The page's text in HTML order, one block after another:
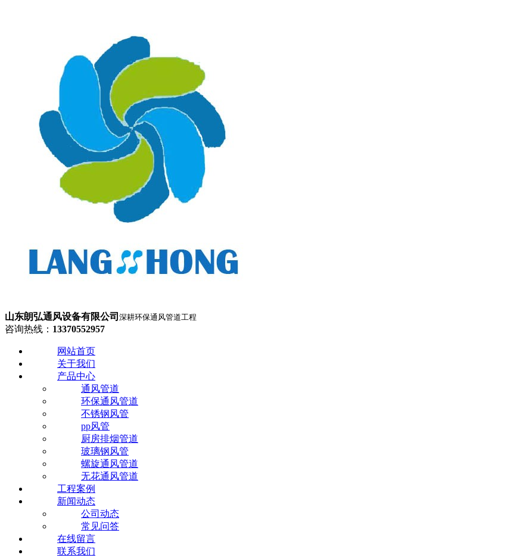
山东朗弘通风设备有限公司 深耕环保通风管道工程
咨询热线： 13370552957
网站首页
关于我们
产品中心
通风管道
环保通风管道
不锈钢风管
pp风管
厨房排烟管道
玻璃钢风管
螺旋通风管道
无花通风管道
工程案例
新闻动态
公司动态
常见问答
在线留言
联系我们